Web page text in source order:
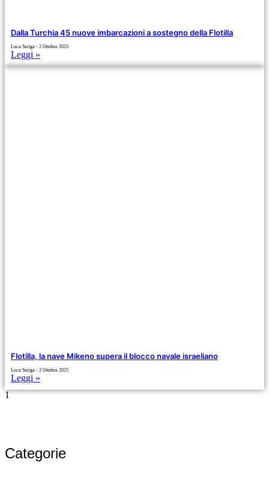
Dalla Turchia 45 nuove imbarcazioni a sostegno della Flotilla
Luca Soriga 2 Ottobre 2025
Leggi »
Flotilla, la nave Mikeno supera il blocco navale israeliano
Luca Soriga 2 Ottobre 2025
Leggi »
Categorie